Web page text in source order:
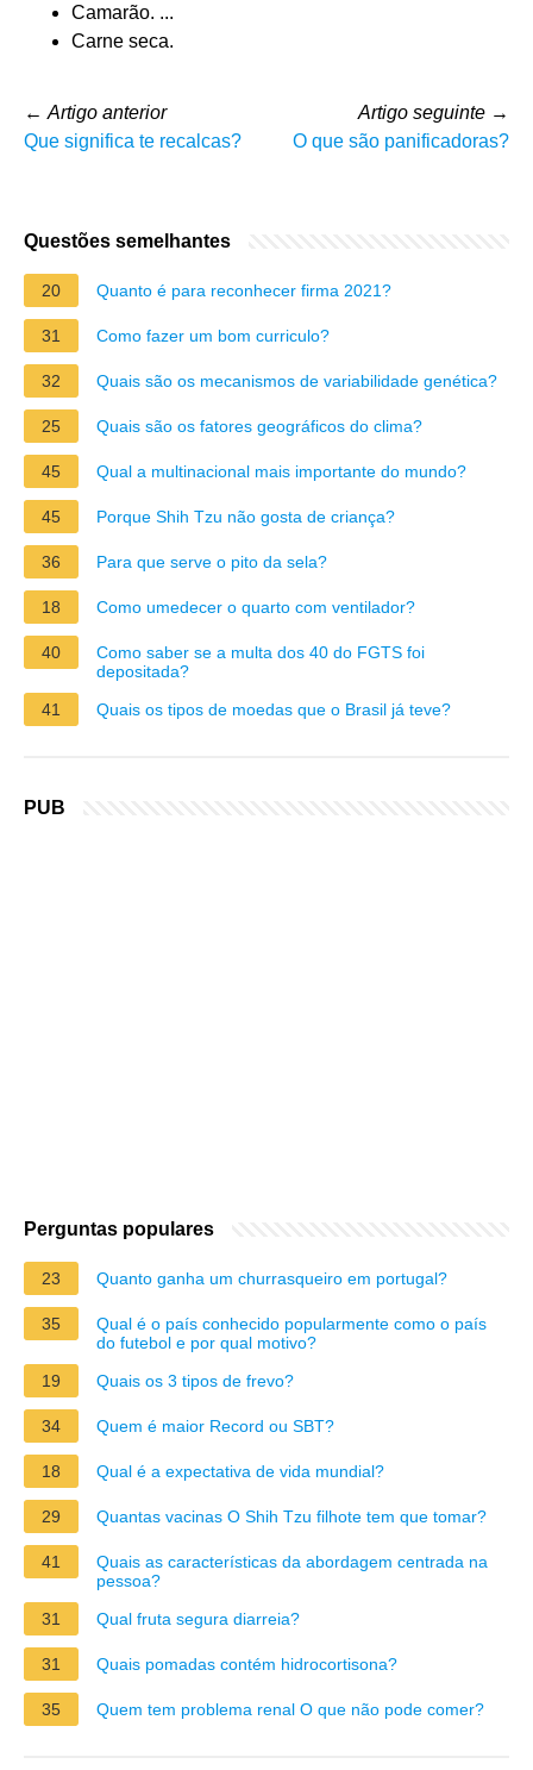
Camarão. ...
Carne seca.
← Artigo anterior
Que significa te recalcas?
Artigo seguinte →
O que são panificadoras?
Questões semelhantes
20 Quanto é para reconhecer firma 2021?
31 Como fazer um bom curriculo?
32 Quais são os mecanismos de variabilidade genética?
25 Quais são os fatores geográficos do clima?
45 Qual a multinacional mais importante do mundo?
45 Porque Shih Tzu não gosta de criança?
36 Para que serve o pito da sela?
18 Como umedecer o quarto com ventilador?
40
Como saber se a multa dos 40 do FGTS foi
depositada?
41
Quais os tipos de moedas que o Brasil já teve?
PUB
Perguntas populares
23 Quanto ganha um churrasqueiro em portugal?
35
Qual é o país conhecido popularmente como o país
do futebol e por qual motivo?
19
Quais os 3 tipos de frevo?
34 Quem é maior Record ou SBT?
18 Qual é a expectativa de vida mundial?
29 Quantas vacinas O Shih Tzu filhote tem que tomar?
41
Quais as características da abordagem centrada na
pessoa?
31
Qual fruta segura diarreia?
31 Quais pomadas contém hidrocortisona?
35 Quem tem problema renal O que não pode comer?